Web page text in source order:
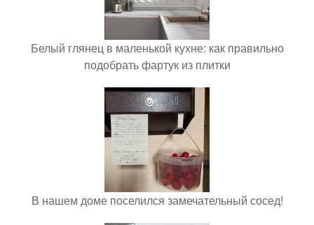
Белый глянец в маленькой кухне: как правильно
подобрать фартук из плитки
В нашем доме поселился замечательный сосед!